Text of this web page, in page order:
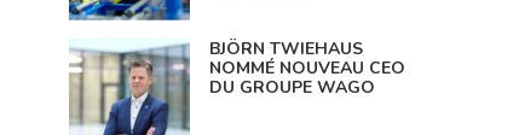
BJÖRN TWIEHAUS
NOMMÉ NOUVEAU CEO
DU GROUPE WAGO